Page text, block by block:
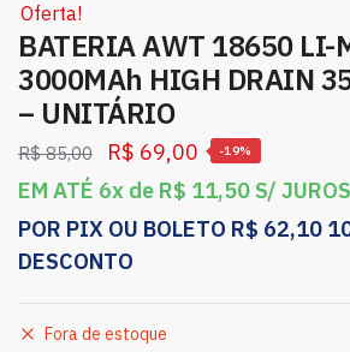
Oferta!
BATERIA AWT 18650 LI-
3000MAh HIGH DRAIN
– UNITÁRIO
R$85,00 R$ 69,00
EM ATÉ 6x de R$ 11,50 S/ JUROS
POR PIX OU BOLETO R$ 62,10
DESCONTO
-19%
Fora de estoque